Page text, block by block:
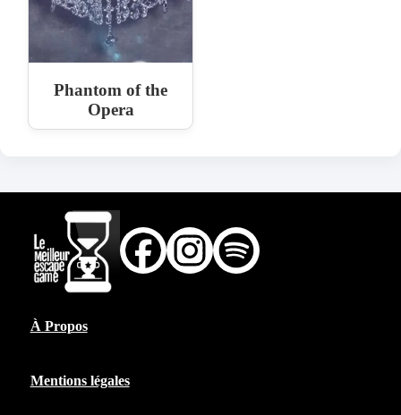
Phantom of the
Opera
À Propos
Mentions légales